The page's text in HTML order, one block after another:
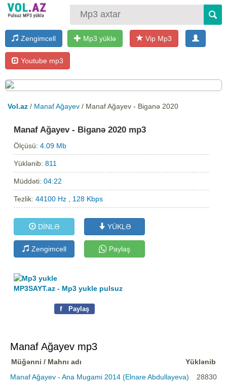
Zengimcell Mp3 yüklə Vip Mp3
Youtube mp3
Vol.az / Manaf Ağayev / Manaf Ağayev - Biganə 2020
Manaf Ağayev - Biganə 2020 mp3
Ölçüsü:4.09 Mb
Yüklənib:811
Müddəti:04:22
Tezlik:44100 Hz , 128 Kbps
DİNLƏ YÜKLƏ
Zengimcell Paylaş
MP3SAYT.az - Mp3 yukle pulsuz
f Paylaş
Manaf Ağayev mp3
Müğənni / Mahnı adı
Yüklənib
Manaf Ağayev - Ana Mugami 2014 (Elnare Abdullayeva)
28830